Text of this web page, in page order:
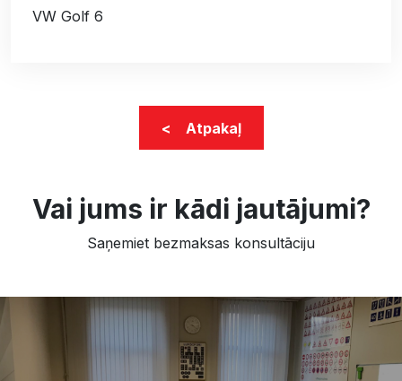
VW Golf 6
< Atpakaļ
Vai jums ir kādi jautājumi?
Saņemiet bezmaksas konsultāciju